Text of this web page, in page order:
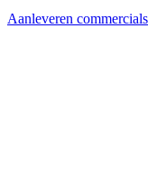
Aanleveren commercials